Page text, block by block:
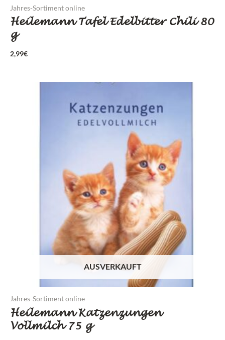
Jahres-Sortiment online
Heilemann Tafel Edelbitter Chili 80
g
2,99€
AUSVERKAUFT
Jahres-Sortiment online
Heilemann Katzenzungen
Vollmilch 75 g